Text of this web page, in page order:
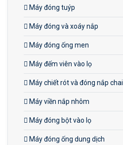
Máy đóng tuýp
Máy đóng và xoáy nắp
Máy đóng ống men
Máy đếm viên vào lọ
Máy chiết rót và đóng nắp chai
Máy viền nắp nhôm
Máy đóng bột vào lọ
Máy đóng ống dung dịch